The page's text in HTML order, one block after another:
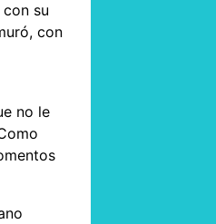
su
con
no le